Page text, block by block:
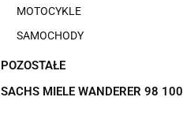
MOTOCYKLE
SAMOCHODY
POZOSTAŁE
SACHS MIELE WANDERER 98 100